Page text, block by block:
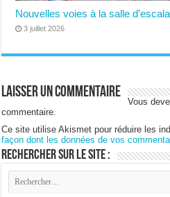
Nouvelles voies à la salle
3 juillet 2026
Laisser un commentaire
Vous
commentaire.
Ce site utilise Akismet pour réduire les
façon dont les données de vos
Rechercher sur le site :